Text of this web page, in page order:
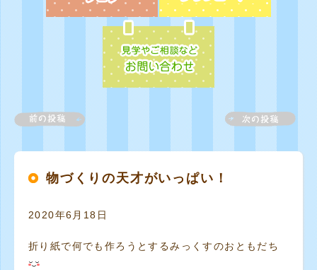
物づくりの天才がいっぱい！
2020年6月18日
折り紙で何でも作ろうとするみっくすのおともだち